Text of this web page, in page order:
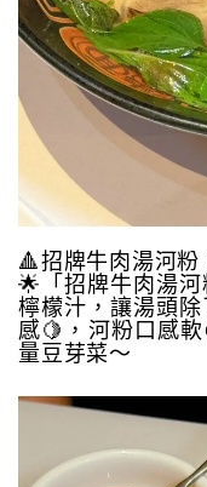
🔺招牌牛肉湯河粉
🌟「招牌牛肉湯
檸檬汁，讓湯頭
感🍋，河粉口感
量豆芽菜～